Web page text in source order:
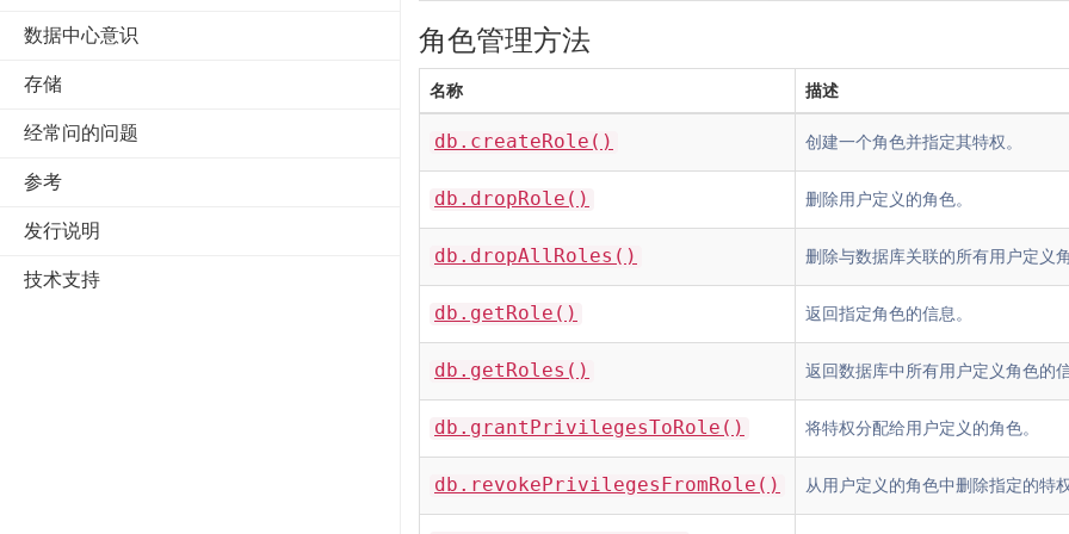
数据中心意识
存储
经常问的问题
参考
发行说明
技术支持
角色管理方法
名称 描述
db.createRole() 创建一个角色并指定其特权。
db.dropRole() 删除用户定义的角色。
db.dropAllRoles() 删除与数据库关联的所有用户定义角
db.getRole() 返回指定角色的信息。
db.getRoles() 返回数据库中所有用户定义角色的信
db.grantPrivilegesToRole() 将特权分配给用户定义的角色。
db.revokePrivilegesFromRole() 从用户定义的角色中删除指定的特权